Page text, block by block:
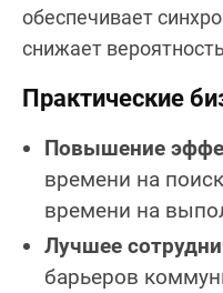
обеспечивает
снижает
Практические
Повышение
времени на
времени на
Лучшее
барьеров